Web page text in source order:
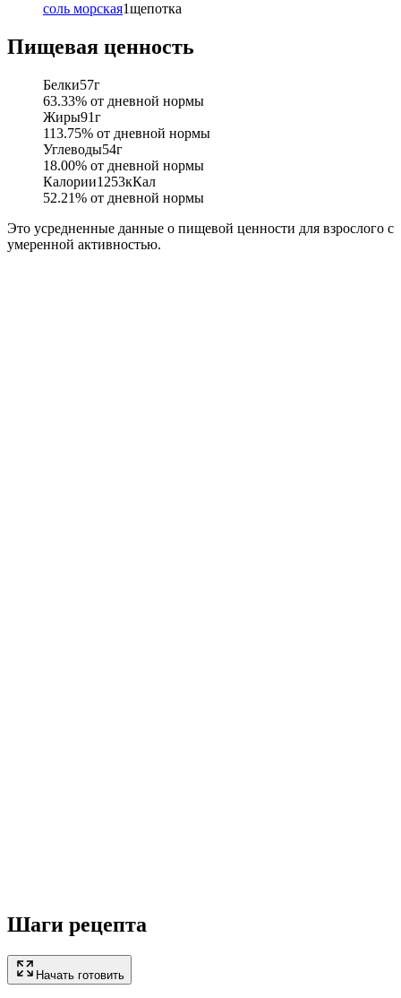
соль морская1щепотка
Пищевая ценность
Белки57г
63.33% от дневной нормы
Жиры91г
113.75% от дневной нормы
Углеводы54г
18.00% от дневной нормы
Калории1253кКал
52.21% от дневной нормы
Это усредненные данные о пищевой ценности для взрослого с
умеренной активностью.
Шаги рецепта
Начать готовить